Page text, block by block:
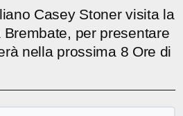
Casey Stoner visita la
per presentare
nella prossima 8 Ore di